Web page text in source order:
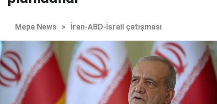
Mepa News > İran-ABD-İsrail çatışması